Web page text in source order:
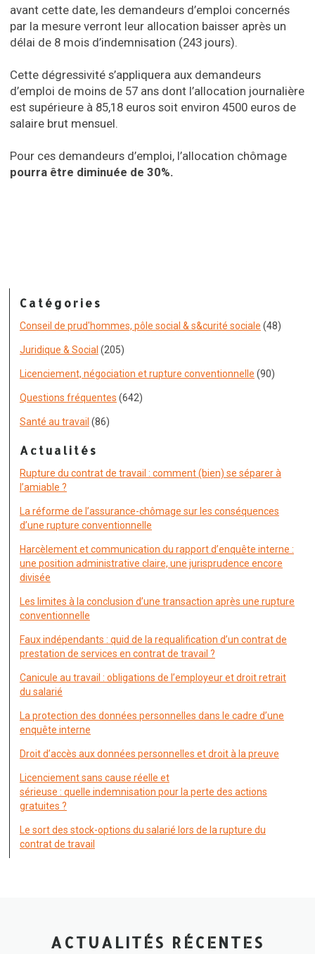
avant cette date, les demandeurs d’emploi concernés
par la mesure verront leur allocation baisser après un
délai de 8 mois d’indemnisation (243 jours).
Cette dégressivité s’appliquera aux demandeurs
d’emploi de moins de 57 ans dont l’allocation journalière
est supérieure à 85,18 euros soit environ 4500 euros de
salaire brut mensuel.
Pour ces demandeurs d’emploi, l’allocation chômage
pourra être diminuée de 30%.
Catégories
Conseil de prud'hommes, pôle social & s&curité sociale (48)
Juridique & Social (205)
Licenciement, négociation et rupture conventionnelle (90)
Questions fréquentes (642)
Santé au travail (86)
Actualités
Rupture du contrat de travail : comment (bien) se séparer à
l’amiable ?
La réforme de l’assurance-chômage sur les conséquences
d’une rupture conventionnelle
Harcèlement et communication du rapport d’enquête interne :
une position administrative claire, une jurisprudence encore
divisée
Les limites à la conclusion d’une transaction après une rupture
conventionnelle
Faux indépendants : quid de la requalification d’un contrat de
prestation de services en contrat de travail ?
Canicule au travail : obligations de l’employeur et droit retrait
du salarié
La protection des données personnelles dans le cadre d’une
enquête interne
Droit d’accès aux données personnelles et droit à la preuve
Licenciement sans cause réelle et
sérieuse : quelle indemnisation pour la perte des actions
gratuites ?
Le sort des stock-options du salarié lors de la rupture du
contrat de travail
ACTUALITÉS RÉCENTES